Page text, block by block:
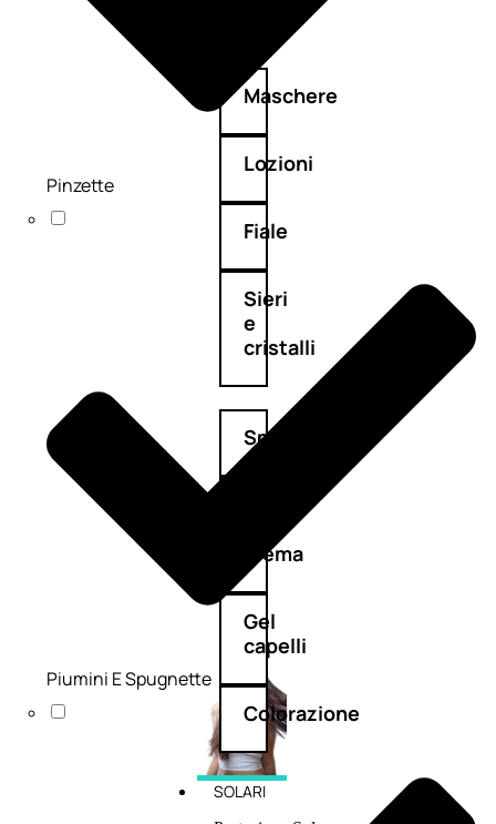
Maschere
Lozioni
Fiale
Sieri
e
cristalli
Spray
crema
Gel
capelli
Colorazione
SOLARI
Pinzette
Piumini E Spugnette